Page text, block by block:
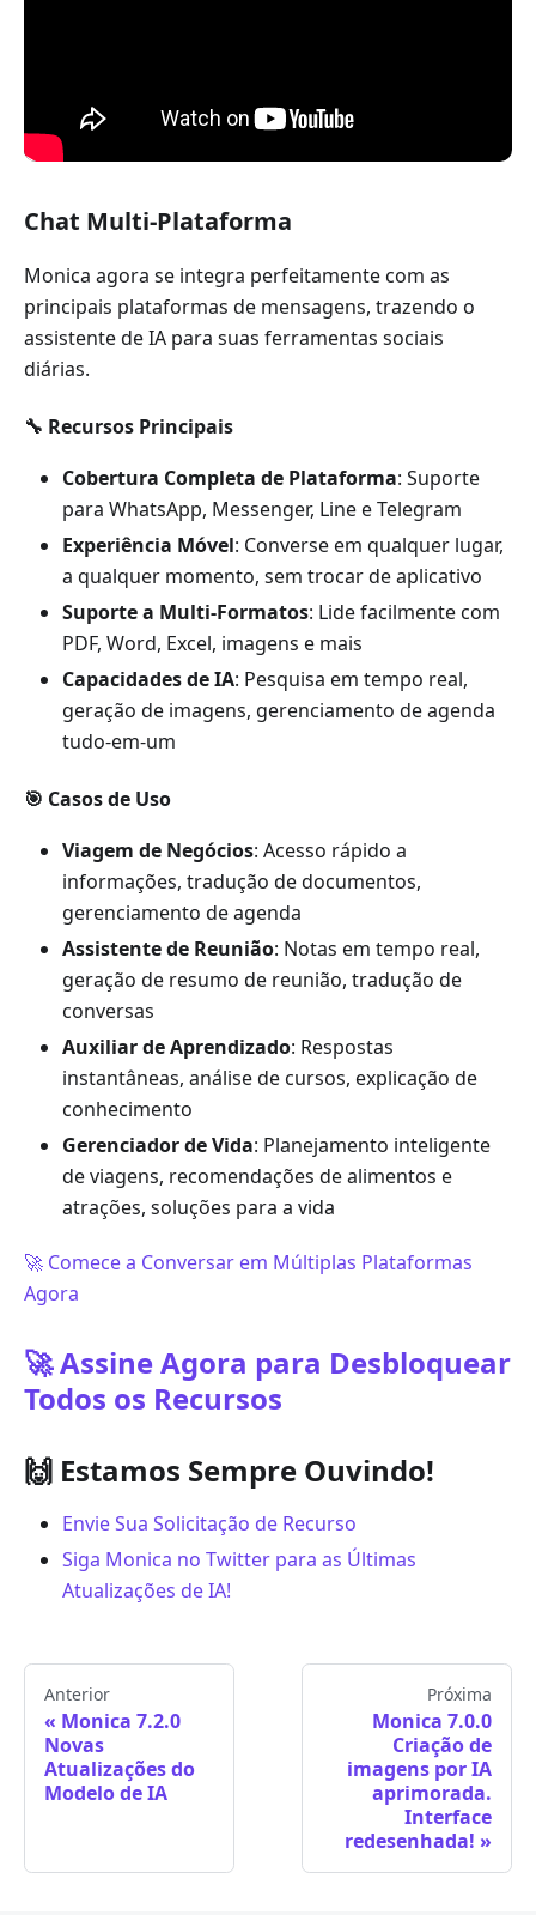
Chat Multi-Plataforma
Monica agora se integra perfeitamente com as
principais plataformas de mensagens, trazendo o
assistente de IA para suas ferramentas sociais
diárias.
🔧 Recursos Principais
Cobertura Completa de Plataforma: Suporte
para WhatsApp, Messenger, Line e Telegram
Experiência Móvel: Converse em qualquer lugar,
a qualquer momento, sem trocar de aplicativo
Suporte a Multi-Formatos: Lide facilmente com
PDF, Word, Excel, imagens e mais
Capacidades de IA: Pesquisa em tempo real,
geração de imagens, gerenciamento de agenda
tudo-em-um
🎯 Casos de Uso
Viagem de Negócios: Acesso rápido a
informações, tradução de documentos,
gerenciamento de agenda
Assistente de Reunião: Notas em tempo real,
geração de resumo de reunião, tradução de
conversas
Auxiliar de Aprendizado: Respostas
instantâneas, análise de cursos, explicação de
conhecimento
Gerenciador de Vida: Planejamento inteligente
de viagens, recomendações de alimentos e
atrações, soluções para a vida
🚀 Comece a Conversar em Múltiplas Plataformas
Agora
🚀 Assine Agora para Desbloquear
Todos os Recursos
🙌 Estamos Sempre Ouvindo!
Envie Sua Solicitação de Recurso
Siga Monica no Twitter para as Últimas
Atualizações de IA!
Anterior
Monica 7.2.0
Novas
Atualizações do
Modelo de IA
Próxima
Monica 7.0.0
Criação de
imagens por IA
aprimorada.
Interface
redesenhada!